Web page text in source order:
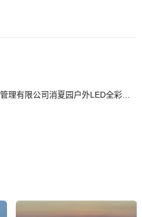
上一篇：信阳鸡公山风景区经营管理有限公司消夏园户外LED全彩屏拆分迁移及 改造维修采购项目